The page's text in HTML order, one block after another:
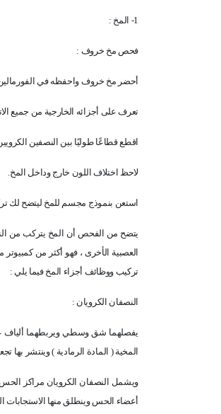
1- المخ :
فحص مخ خروف :
أحضر مخ خروف واحفظه في الفورمالين لمدة
تعرف على أجزائه الخارجية من جميع
اقطع قطاعًا طوليًا بين النصفين
لاحظ اختلاف اللون خارج وداخل المخ.
استعن بنموذج مجسم للمخ ليتضح لك
يتضح من الفحص أن المخ يتركب من
العصبية الأخرى ، فهو أكثر من
تركيب ووظائف أجزاء المخ فيما يلي :
النصفان الكرويان :
يفصلهما شق وسطي ويربطهما ألياف
المخية ( المادة الرمادية ) وينتشر
ويشمل النصفان الكرويان مراكز
أعضاء الحس وينطلق منها الاستجابات